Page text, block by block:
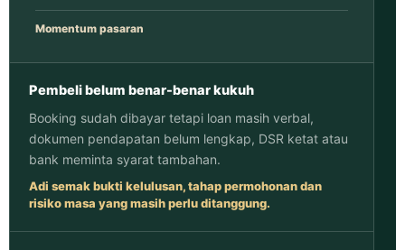
Momentum pasaran
Pembeli belum benar-benar kukuh
Booking sudah dibayar tetapi loan masih verbal,
dokumen pendapatan belum lengkap, DSR ketat atau
bank meminta syarat tambahan.
Adi semak bukti kelulusan, tahap permohonan dan
risiko masa yang masih perlu ditanggung.